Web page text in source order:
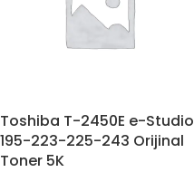
Toshiba T-2450E e-Studio
195-223-225-243 Orijinal
Toner 5K